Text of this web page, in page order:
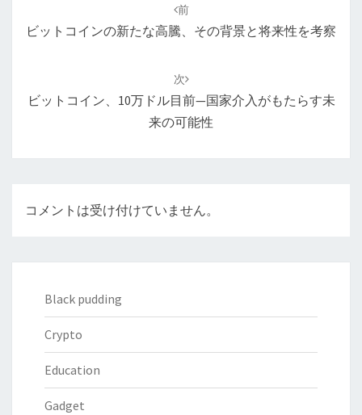
ナ
前
ビットコインの新たな高騰、その背景と将来性を考察
次
ビットコイン、10万ドル目前—国家介入がもたらす未
来の可能性
コメントは受け付けていません。
Black pudding
Crypto
Education
Gadget